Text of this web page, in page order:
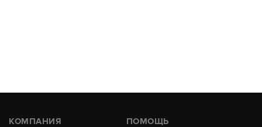
КОМПАНИЯ ПОМОЩЬ